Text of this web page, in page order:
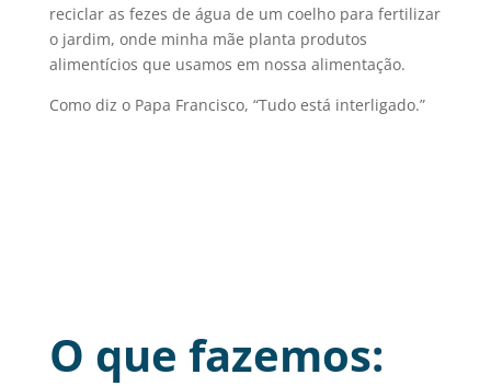
reciclar as fezes de água de um coelho para fertilizar
o jardim, onde minha mãe planta produtos
alimentícios que usamos em nossa alimentação.
Como diz o Papa Francisco, “Tudo está interligado.”
O que fazemos: